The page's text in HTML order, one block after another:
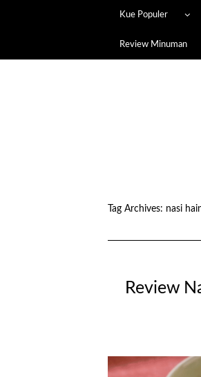
Kue Populer
Review Minuman
Tag Archives: nasi
Review